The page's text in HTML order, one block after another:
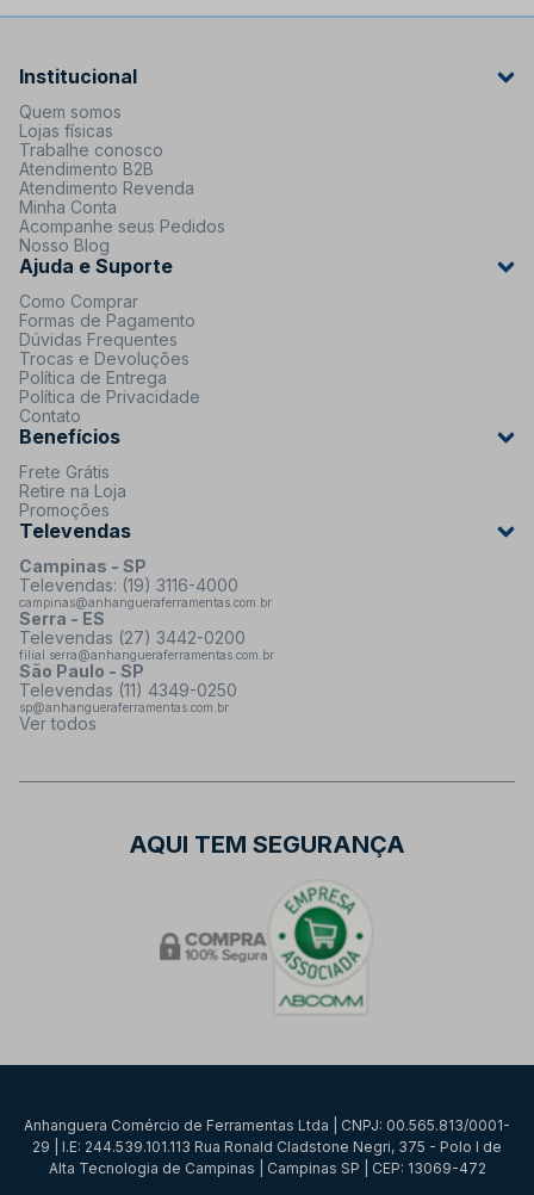
Institucional
Quem somos
Lojas físicas
Trabalhe conosco
Atendimento B2B
Atendimento Revenda
Minha Conta
Acompanhe seus Pedidos
Nosso Blog
Ajuda e Suporte
Como Comprar
Formas de Pagamento
Dúvidas Frequentes
Trocas e Devoluções
Política de Entrega
Política de Privacidade
Contato
Benefícios
Frete Grátis
Retire na Loja
Promoções
Televendas
Campinas - SP
Televendas: (19) 3116-4000
campinas@anhangueraferramentas.com.br
Serra - ES
Televendas (27) 3442-0200
filial.serra@anhangueraferramentas.com.br
São Paulo - SP
Televendas (11) 4349-0250
sp@anhangueraferramentas.com.br
Ver todos
AQUI TEM SEGURANÇA
Anhanguera Comércio de Ferramentas Ltda | CNPJ: 00.565.813/0001-
29 | I.E: 244.539.101.113 Rua Ronald Cladstone Negri, 375 - Polo I de
Alta Tecnologia de Campinas | Campinas SP | CEP: 13069-472